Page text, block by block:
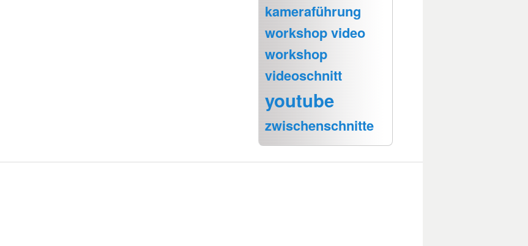
kameraführung
workshop video
workshop
videoschnitt
youtube
zwischenschnitte